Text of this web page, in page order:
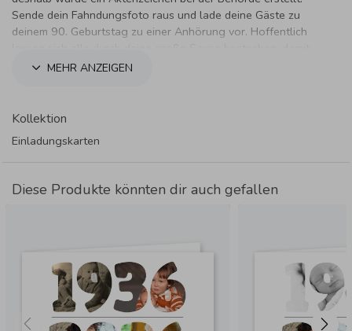
Sende dein Fahndungsfoto raus und lade deine Gäste zu
deinem 90. Geburtstag zu einer Anhörung vor. Hoffentlich
du auf freiem Fuß bleiben darfst.
MEHR ANZEIGEN
Kollektion
Einladungskarten
Diese Produkte könnten dir auch gefallen